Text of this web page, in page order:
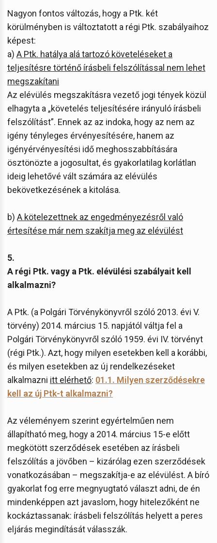
Nagyon fontos változás, hogy a Ptk. két
körülményben is változtatott a régi Ptk. szabályaihoz
képest:
a) A Ptk. hatálya alá tartozó követeléseket a
teljesítésre történő írásbeli felszólítással nem lehet
megszakítani
Az elévülés megszakításra vezető jogi tények közül
elhagyta a „követelés teljesítésére irányuló írásbeli
felszólítást”. Ennek az az indoka, hogy az nem az
igény tényleges érvényesítésére, hanem az
igényérvényesítési idő meghosszabbítására
ösztönözte a jogosultat, és gyakorlatilag korlátlan
ideig lehetővé vált számára az elévülés
bekövetkezésének a kitolása.
b) A kötelezettnek az engedményezésről való
értesítése már nem szakítja meg az elévülést
5.
A régi Ptk. vagy a Ptk. elévülési szabályait kell
alkalmazni?
A Ptk. (a Polgári Törvénykönyvről szóló 2013. évi V.
törvény) 2014. március 15. napjától váltja fel a
Polgári Törvénykönyvről szóló 1959. évi IV. törvényt
(régi Ptk.). Azt, hogy milyen esetekben kell a korábbi,
és milyen esetekben az új rendelkezéseket
alkalmazni itt elérhető: 01.1. Milyen szerződésekre
kell az új Ptk-t alkalmazni?
Az véleményem szerint egyértelműen nem
állapítható meg, hogy a 2014. március 15-e előtt
megkötött szerződések esetében az írásbeli
felszólítás a jövőben – kizárólag ezen szerződések
vonatkozásában – megszakítja-e az elévülést. A bíró
gyakorlat fog erre megnyugtató választ adni, de én
mindenképpen azt javaslom, hogy hitelezőként ne
kockáztassanak: írásbeli felszólítás helyett a peres
eljárás megindítását válasszák.